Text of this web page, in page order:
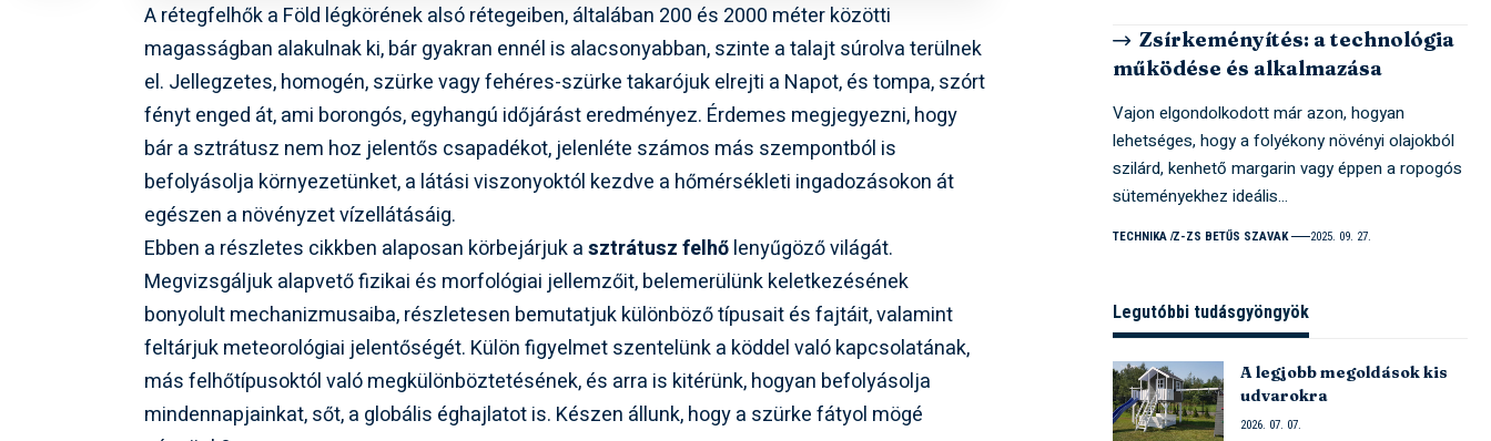
A rétegfelhők a Föld légkörének alsó rétegeiben, általában 200 és 2000 méter közötti
magasságban alakulnak ki, bár gyakran ennél is alacsonyabban, szinte a talajt súrolva terülnek
el. Jellegzetes, homogén, szürke vagy fehéres-szürke takarójuk elrejti a Napot, és tompa, szórt
fényt enged át, ami borongós, egyhangú időjárást eredményez. Érdemes megjegyezni, hogy
bár a sztrátusz nem hoz jelentős csapadékot, jelenléte számos más szempontból is
befolyásolja környezetünket, a látási viszonyoktól kezdve a hőmérsékleti ingadozásokon át
egészen a növényzet vízellátásáig.
Ebben a részletes cikkben alaposan körbejárjuk asztrátusz felhőlenyűgöző világát.
Megvizsgáljuk alapvető fizikai és morfológiai jellemzőit, belemerülünk keletkezésének
bonyolult mechanizmusaiba, részletesen bemutatjuk különböző típusait és fajtáit, valamint
feltárjuk meteorológiai jelentőségét. Külön figyelmet szentelünk a köddel való kapcsolatának,
más felhőtípusoktól való megkülönböztetésének, és arra is kitérünk, hogyan befolyásolja
mindennapjainkat, sőt, a globális éghajlatot is. Készen állunk, hogy a szürke fátyol mögé
Zsírkeményítés: a technológia
működése és alkalmazása
Vajon elgondolkodott már azon, hogyan
lehetséges, hogy a folyékony növényi olajokból
szilárd, kenhető margarin vagy éppen a ropogós
süteményekhez ideális…
TECHNIKA Z-ZS BETŰS SZAVAK 2025. 09. 27.
Legutóbbi tudásgyöngyök
A legjobb megoldások kis
udvarokra
2026. 07. 07.